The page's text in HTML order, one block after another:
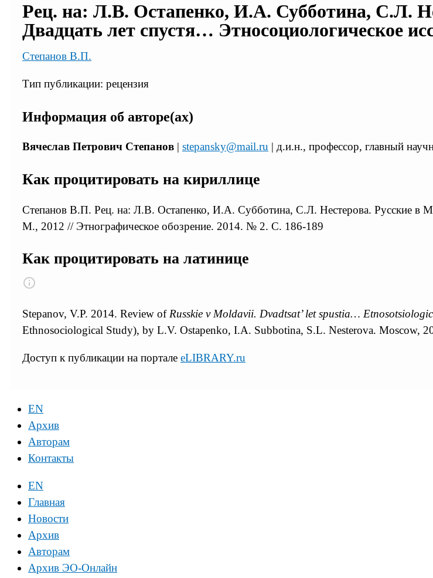
Рец. на: Л.В. Остапенко, И.А. Субботина, С.Л.
Двадцать лет спустя… Этносоциологическое
Степанов В.П.
Тип публикации: рецензия
Информация об авторе(ах)
Вячеслав Петрович Степанов | stepansky@mail.ru | д.и.н., профессор, главный
Как процитировать на кириллице
Степанов В.П. Рец. на: Л.В. Остапенко, И.А. Субботина, С.Л. Нестерова. Русские в
М., 2012 // Этнографическое обозрение. 2014. № 2. С. 186-189
Как процитировать на латинице
Stepanov, V.P. 2014. Review ofRusskie v Moldavii. Dvadtsat’ let spustia…
Ethnosociological Study), by L.V. Ostapenko, I.A. Subbotina, S.L. Nesterova. Moscow,
Доступ к публикации на портале eLIBRARY.ru
EN
Архив
Авторам
Контакты
EN
Главная
Новости
Архив
Авторам
Архив ЭО-Онлайн